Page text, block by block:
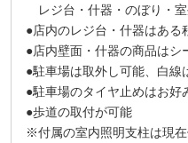
レジ台・什器・のぼり・
●店内のレジ台・什器はある
●店内壁面・什器の商品はシ
●駐車場は取外し可能、白線
●駐車場のタイヤ止めはお好
●歩道の取付が可能
※付属の室内照明支柱は現